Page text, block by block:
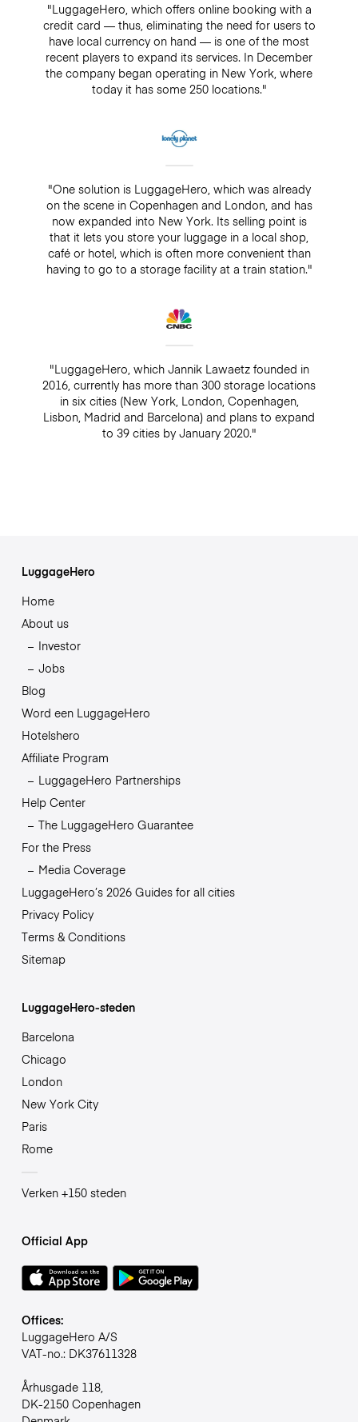
"LuggageHero, which offers online booking with a
credit card — thus, eliminating the need for users to
have local currency on hand — is one of the most
recent players to expand its services. In December
the company began operating in New York, where
today it has some 250 locations."
"One solution is LuggageHero, which was already
on the scene in Copenhagen and London, and has
now expanded into New York. Its selling point is
that it lets you store your luggage in a local shop,
café or hotel, which is often more convenient than
having to go to a storage facility at a train station."
"LuggageHero, which Jannik Lawaetz founded in
2016, currently has more than 300 storage locations
in six cities (New York, London, Copenhagen,
Lisbon, Madrid and Barcelona) and plans to expand
to 39 cities by January 2020."
LuggageHero
Home
About us
Investor
Jobs
Blog
Word een LuggageHero
Hotelshero
Affiliate Program
LuggageHero Partnerships
Help Center
The LuggageHero Guarantee
For the Press
Media Coverage
LuggageHero’s 2026 Guides for all cities
Privacy Policy
Terms & Conditions
Sitemap
LuggageHero-steden
Barcelona
Chicago
London
New York City
Paris
Rome
Verken +150 steden
Official App
Offices:
LuggageHero A/S
VAT-no.: DK37611328
Århusgade 118,
DK-2150 Copenhagen